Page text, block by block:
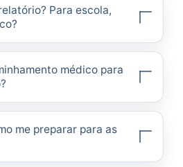
Para escola,
médico para
me preparar para as